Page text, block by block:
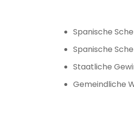
Spanische
Spanische
Staatliche
Gemeindliche